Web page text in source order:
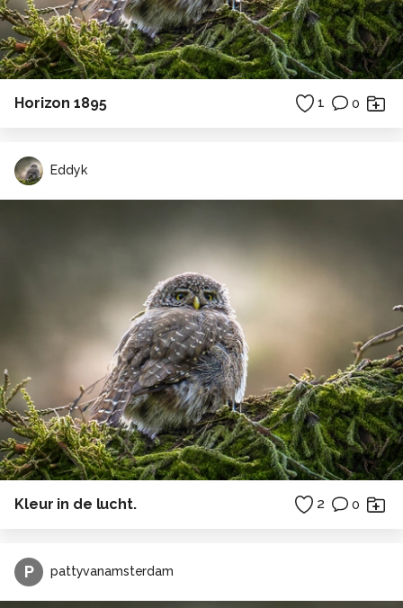
Horizon 1895 1 0
Eddyk
Kleur in de lucht. 2 0
P pattyvanamsterdam